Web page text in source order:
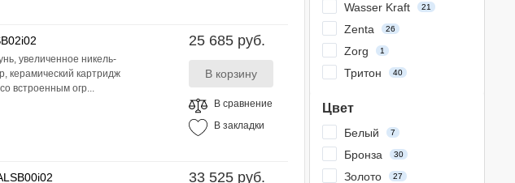
увеличенное никель-
керамический картридж
встроенным огр...
25 685 руб.
В сравнение
В закладки
33 525 руб.
Wasser Kraft 21
Zenta 26
Zorg 1
Тритон 40
Цвет
Белый 7
Бронза 30
Золото 27